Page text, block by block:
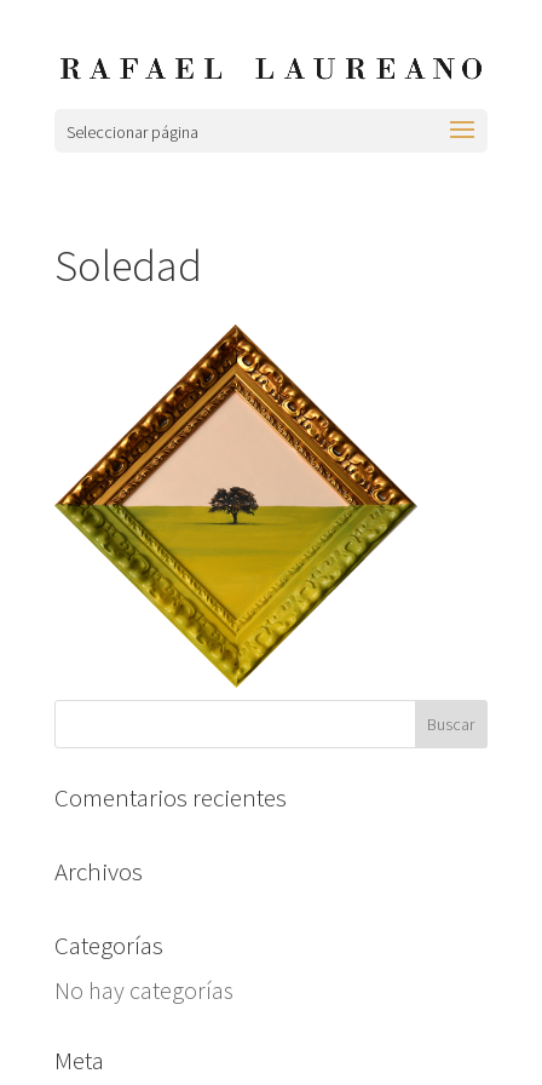
Seleccionar página
Soledad
Comentarios recientes
Archivos
Categorías
No hay categorías
Meta